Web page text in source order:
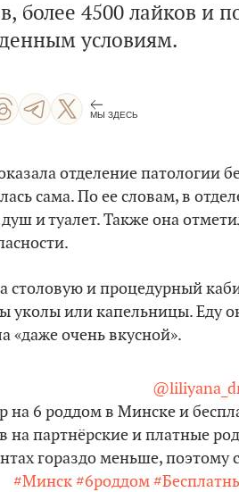
более 4500 лайков и
условиям.
МЫ ЗДЕСЬ
отделение патологии
сама. По ее словам, в
и туалет. Также она
столовую и процедурный
уколы или капельницы. Еду
«даже очень вкусной».
на 6 роддом в Минске и
на партнёрские и платные
гораздо меньше, поэтому
#Минск#6роддом